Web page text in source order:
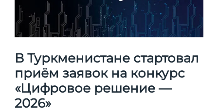
В Туркменистане стартовал
приём заявок на конкурс
«Цифровое решение —
2026»